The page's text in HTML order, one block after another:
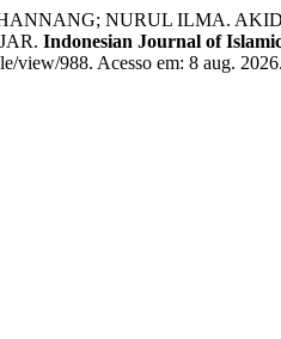
HANNANG; NURUL ILMA.
Indonesian Journal of
view/988. Acesso em: 8 aug. 2026.